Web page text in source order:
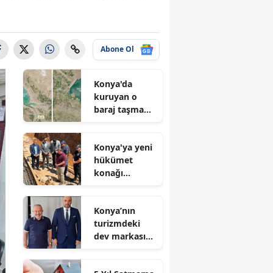
Abone Ol
Konya'da
kuruyan o
baraj taşma
Konya'ya yeni
hükümet
konağı
Konya’nın
turizmdeki
dev markası